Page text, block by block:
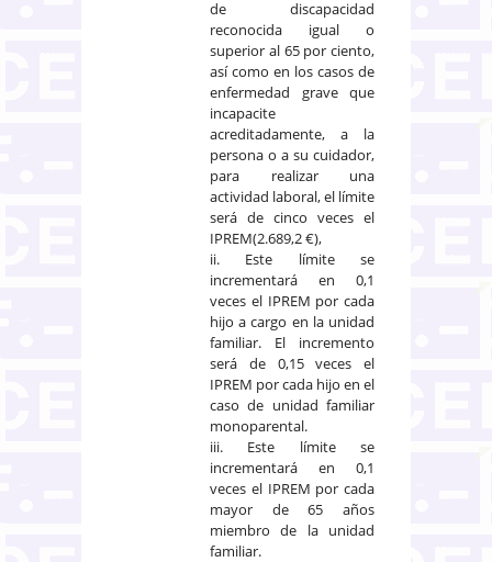
de discapacidad
reconocida igual o
superior al 65 por ciento,
así como en los casos de
enfermedad grave que
incapacite
acreditadamente, a la
persona o a su cuidador,
para realizar una
actividad laboral, el límite
será de cinco veces el
IPREM(2.689,2 €),
ii. Este límite se
incrementará en 0,1
veces el IPREM por cada
hijo a cargo en la unidad
familiar. El incremento
será de 0,15 veces el
IPREM por cada hijo en el
caso de unidad familiar
monoparental.
iii. Este límite se
incrementará en 0,1
veces el IPREM por cada
mayor de 65 años
miembro de la unidad
familiar.